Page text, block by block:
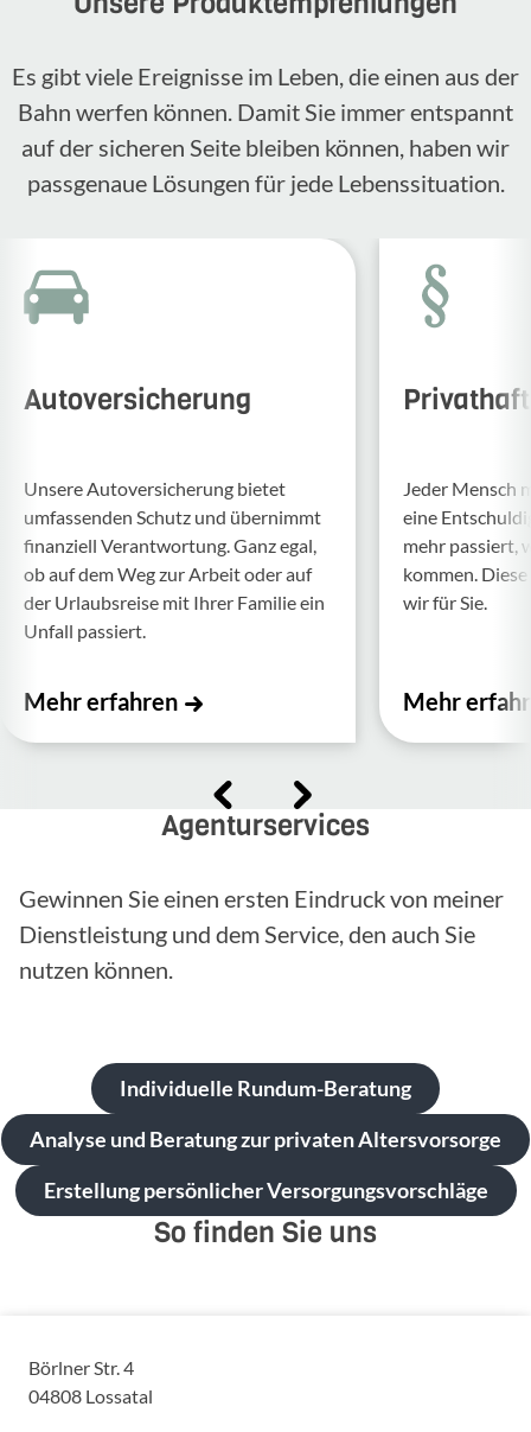
Es gibt viele Ereignisse im Leben, die einen aus der
Bahn werfen können. Damit Sie immer entspannt
auf der sicheren Seite bleiben können, haben wir
passgenaue Lösungen für jede Lebenssituation.
Autoversicherung
Unsere Auto­ver­si­che­rung bietet
umfas­senden Schutz und über­nimmt
finan­ziell Verant­wor­tung. Ganz egal,
ob auf dem Weg zur Arbeit oder auf
der Urlaubs­reise mit Ihrer Familie ein
Unfall passiert.
Mehr erfahren
Jeder Mensch
eine
mehr passiert,
kommen.
wir für Sie.
Mehr
Agenturservices
Gewinnen Sie einen ersten Eindruck von meiner
Dienstleistung und dem Service, den auch Sie
nutzen können.
Individuelle Rundum-Beratung
Analyse und Beratung zur privaten Altersvorsorge
Erstellung persönlicher Versorgungsvorschläge
So finden Sie uns
Börlner Str. 4
04808 Lossatal